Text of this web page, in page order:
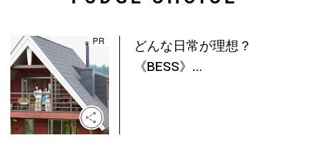
どんな日常が理想？
《BESS》...